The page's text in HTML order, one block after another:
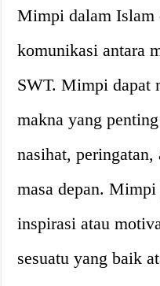
Mimpi dalam Islam
komunikasi antara
SWT. Mimpi dapat
makna yang
nasihat, peringatan,
masa depan.
inspirasi atau
sesuatu yang baik